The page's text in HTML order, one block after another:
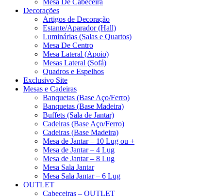
Decorações
Artigos de Decoração
Estante/Aparador (Hall)
Luminárias (Salas e Quartos)
Mesa De Centro
Mesa Lateral (Apoio)
Mesas Lateral (Sofá)
Quadros e Espelhos
Exclusivo Site
Mesas e Cadeiras
Banquetas (Base Aço/Ferro)
Banquetas (Base Madeira)
Buffets (Sala de Jantar)
Cadeiras (Base Aço/Ferro)
Cadeiras (Base Madeira)
Mesa de Jantar – 10 Lug ou +
Mesa de Jantar – 4 Lug
Mesa de Jantar – 8 Lug
Mesa Sala Jantar
Mesa Sala Jantar – 6 Lug
OUTLET
Cabeceiras – OUTLET